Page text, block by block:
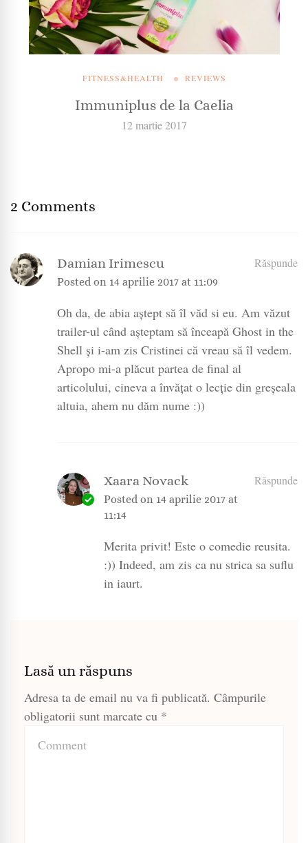
FITNESS&HEALTH REVIEWS
Immuniplus de la Caelia
12 martie 2017
2 Comments
Damian Irimescu
Posted on 14 aprilie 2017 at 11:09
Răspunde
Oh da, de abia aștept să îl văd si eu. Am văzut
trailer-ul când așteptam să înceapă Ghost in the
Shell și i-am zis Cristinei că vreau să îl vedem.
Apropo mi-a plăcut partea de final al
articolului, cineva a învățat o lecție din greșeala
altuia, ahem nu dăm nume :))
Xaara Novack
Posted on 14 aprilie 2017 at
11:14
Răspunde
Merita privit! Este o comedie reusita.
:)) Indeed, am zis ca nu strica sa suflu
in iaurt.
Lasă un răspuns
Adresa ta de email nu va fi publicată. Câmpurile
obligatorii sunt marcate cu *